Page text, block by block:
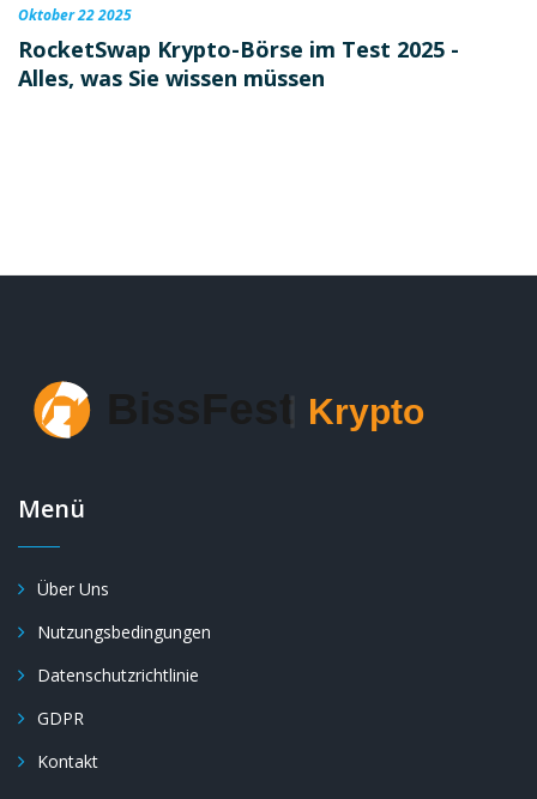
Oktober 22 2025
RocketSwap Krypto-Börse im Test 2025 -
Alles, was Sie wissen müssen
Menü
Über Uns
Nutzungsbedingungen
Datenschutzrichtlinie
GDPR
Kontakt